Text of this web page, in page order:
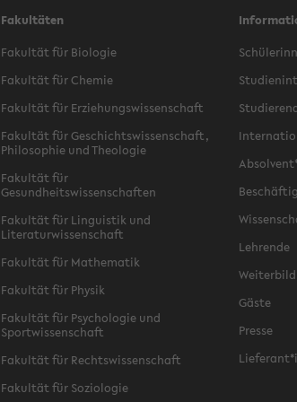
Fakultäten
Fakultät für Biologie
Fakultät für Chemie
Fakultät für Erziehungswissenschaft
Fakultät für Geschichtswissenschaft,
Philosophie und Theologie
Fakultät für
Gesundheitswissenschaften
Fakultät für Linguistik und
Literaturwissenschaft
Fakultät für Mathematik
Fakultät für Physik
Fakultät für Psychologie und
Sportwissenschaft
Fakultät für Rechtswissenschaft
Fakultät für Soziologie
Lehrende
Gäste
Presse